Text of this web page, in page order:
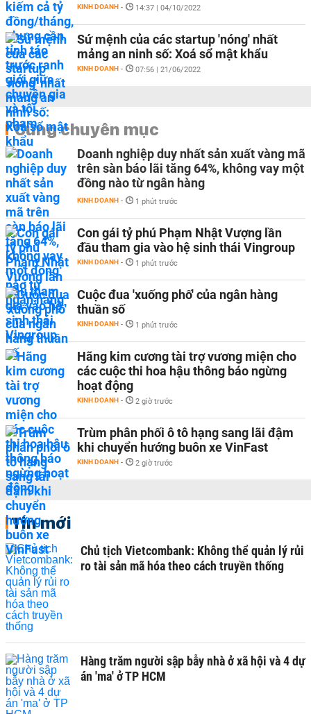
KINH DOANH - 14:37 | 04/10/2022
Sứ mệnh của các startup 'nóng' nhất
mảng an ninh số: Xoá sổ mật khẩu
KINH DOANH - 07:56 | 21/06/2022
Cùng chuyên mục
Doanh nghiệp duy nhất sản xuất vàng mã
trên sàn báo lãi tăng 64%, không vay một
đồng nào từ ngân hàng
KINH DOANH - 1 phút trước
Con gái tỷ phú Phạm Nhật Vượng lần
đầu tham gia vào hệ sinh thái Vingroup
KINH DOANH - 1 phút trước
Cuộc đua 'xuống phố' của ngân hàng
thuần số
KINH DOANH - 1 phút trước
Hãng kim cương tài trợ vương miện cho
các cuộc thi hoa hậu thông báo ngừng
hoạt động
KINH DOANH - 2 giờ trước
Trùm phân phối ô tô hạng sang lãi đậm
khi chuyển hướng buôn xe VinFast
KINH DOANH - 2 giờ trước
Tin mới
Chủ tịch Vietcombank: Không thể quản lý rủi
ro tài sản mã hóa theo cách truyền thống
Hàng trăm người sập bẫy nhà ở xã hội và 4 dự
án 'ma' ở TP HCM